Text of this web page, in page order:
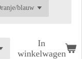
In
winkelwagen